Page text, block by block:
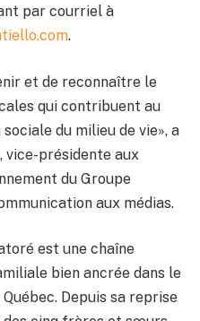
par courriel à
.
et de reconnaître le
qui contribuent au
du milieu de vie», a
présidente aux
du Groupe
aux médias.
est une chaîne
bien ancrée dans le
Depuis sa reprise